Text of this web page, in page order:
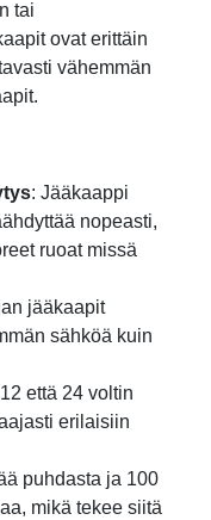
tai
ovat erittäin
vähemmän
: Jääkaappi
nopeasti,
ruoat missä
jääkaapit
sähköä kuin
että 24 voltin
erilaisiin
puhdasta ja 100
mikä tekee siitä